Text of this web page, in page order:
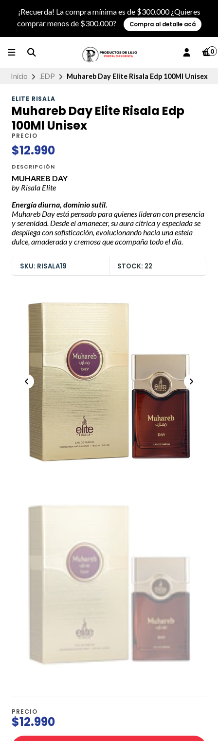
¡Recuerda! La compra mínima es de $300.000 ¿Quieres
comprar menos de $300.000?
Compra al detalle acá
0
Inicio .EDP Muhareb Day Elite Risala Edp 100Ml Unisex
ELITE RISALA
Muhareb Day Elite Risala Edp
100Ml Unisex
PRECIO
$12.990
DESCRIPCIÓN
MUHAREB DAY
by Risala Elite
Energía diurna, dominio sutil.
Muhareb Day está pensado para quienes lideran con presencia
y serenidad. Desde el amanecer, su aura cítrica y especiada se
despliega con sofisticación, evolucionando hacia una estela
dulce, amaderada y cremosa que acompaña todo el día.
SKU: RISALA19 STOCK: 22
PRECIO
$12.990